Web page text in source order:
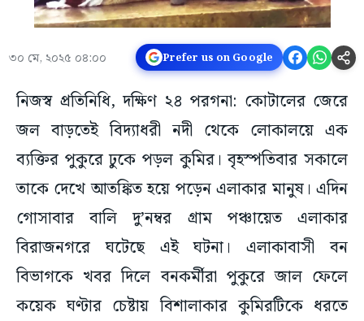
৩০ মে, ২০২৫ ০৪:০০ Prefer us on Google
নিজস্ব প্রতিনিধি, দক্ষিণ ২৪ পরগনা: কোটালের জেরে
জল বাড়তেই বিদ্যাধরী নদী থেকে লোকালয়ে এক
ব্যক্তির পুকুরে ঢুকে পড়ল কুমির। বৃহস্পতিবার সকালে
তাকে দেখে আতঙ্কিত হয়ে পড়েন এলাকার মানুষ। এদিন
গোসাবার বালি দু’নম্বর গ্রাম পঞ্চায়েত এলাকার
বিরাজনগরে ঘটেছে এই ঘটনা। এলাকাবাসী বন
বিভাগকে খবর দিলে বনকর্মীরা পুকুরে জাল ফেলে
কয়েক ঘণ্টার চেষ্টায় বিশালাকার কুমিরটিকে ধরতে